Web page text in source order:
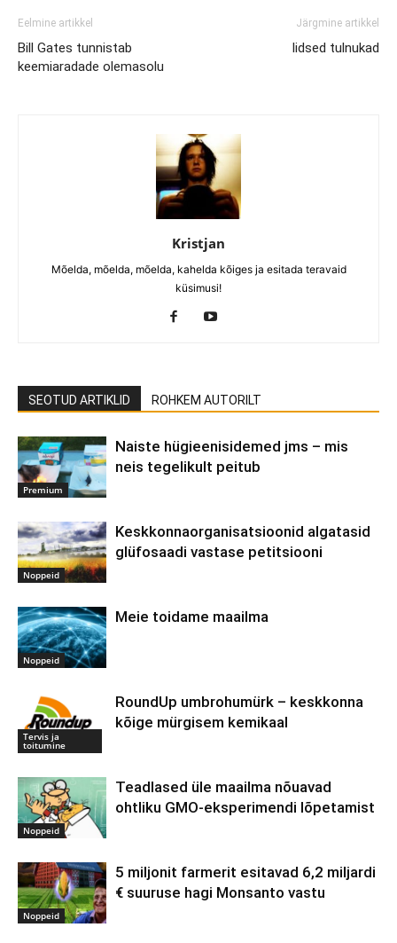
Eelmine artikkel
Bill Gates tunnistab
keemiaradade olemasolu
Järgmine artikkel
Iidsed tulnukad
Kristjan
Mõelda, mõelda, mõelda, kahelda kõiges ja esitada teravaid
küsimusi!
SEOTUD ARTIKLID ROHKEM AUTORILT
Premium
Naiste hügieenisidemed jms – mis
neis tegelikult peitub
Noppeid
Keskkonnaorganisatsioonid algatasid
glüfosaadi vastase petitsiooni
Noppeid
Meie toidame maailma
Tervis ja
toitumine
RoundUp umbrohumürk – keskkonna
kõige mürgisem kemikaal
Noppeid
Teadlased üle maailma nõuavad
ohtliku GMO-eksperimendi lõpetamist
Noppeid
5 miljonit farmerit esitavad 6,2 miljardi
€ suuruse hagi Monsanto vastu